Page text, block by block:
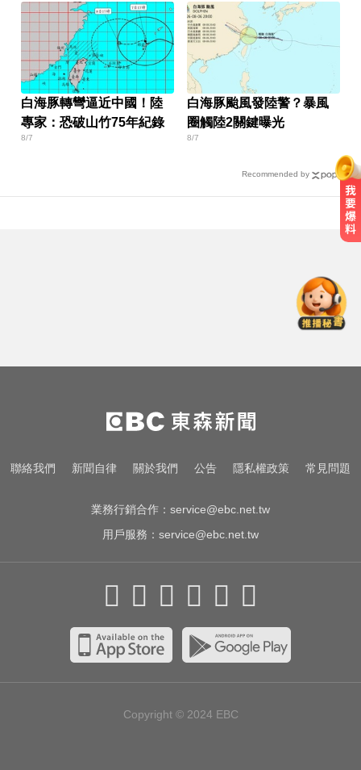
白海豚轉彎逼近中國！陸
專家：恐破山竹75年紀錄
8/7
白海豚颱風發陸警？暴風
圈觸陸2關鍵曝光
8/7
Recommended by
台玻千金：還是家人
MLB／李灝宇替補2打數未敲安！拚
台將單季最多安卡關
TPBL／周儀翔重返職籃加盟國王！
聯絡我們 新聞自律 關於我們 公告 隱私權政策 常見問題
業務行銷合作： service@ebc.net.tw
用戶服務： service@ebc.net.tw
Copyright © 2024 EBC